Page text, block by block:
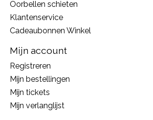
Oorbellen schieten
Klantenservice
Cadeaubonnen Winkel
Mijn account
Registreren
Mijn bestellingen
Mijn tickets
Mijn verlanglijst